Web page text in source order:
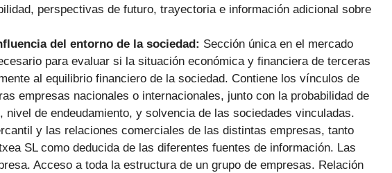
perspectivas de futuro, trayectoria e información adicional sobre
del entorno de la sociedad: Sección única en el mercado
para evaluar si la situación económica y financiera de terceras
al equilibrio financiero de la sociedad. Contiene los vínculos de
empresas nacionales o internacionales, junto con la probabilidad de
nivel de endeudamiento, y solvencia de las sociedades vinculadas.
y las relaciones comerciales de las distintas empresas, tanto
SL como deducida de las diferentes fuentes de información. Las
Acceso a toda la estructura de un grupo de empresas. Relación